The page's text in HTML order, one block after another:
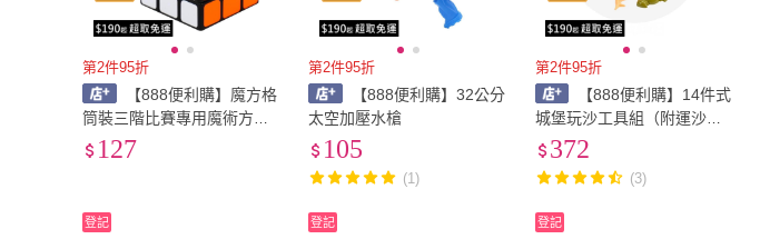
第2件95折
【888便利購】魔方格
筒裝三階比賽專用魔術方塊
（授權）（筒裝收納）
127
登記
第2件95折
【888便利購】32公分
太空加壓水槍
105
(1)
登記
第2件95折
【888便利購】14件式
城堡玩沙工具組（附運沙卡
車+沙漏斗）（水桶可做城堡
372
(3)
登記